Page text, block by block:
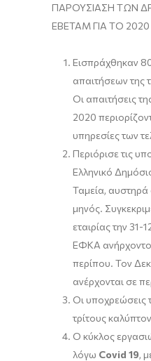
ΠΑΡΟΥΣΙΑΣΗ ΤΩΝ
ΕΒΕΤΑΜ ΓΙΑ ΤΟ 2020
Εισπράχθηκαν
απαιτήσεων της
Οι απαιτήσεις
2020
υπηρεσίες των
Περιόρισε τις
Ελληνικό
Ταμεία, αυστηρά
μηνός.
εταιρίας την
ΕΦΚΑ
περίπου. Τον
ανέρχονται σε
Οι υποχρεώσεις
τρίτους
Ο κύκλος
λόγω Covid 19,